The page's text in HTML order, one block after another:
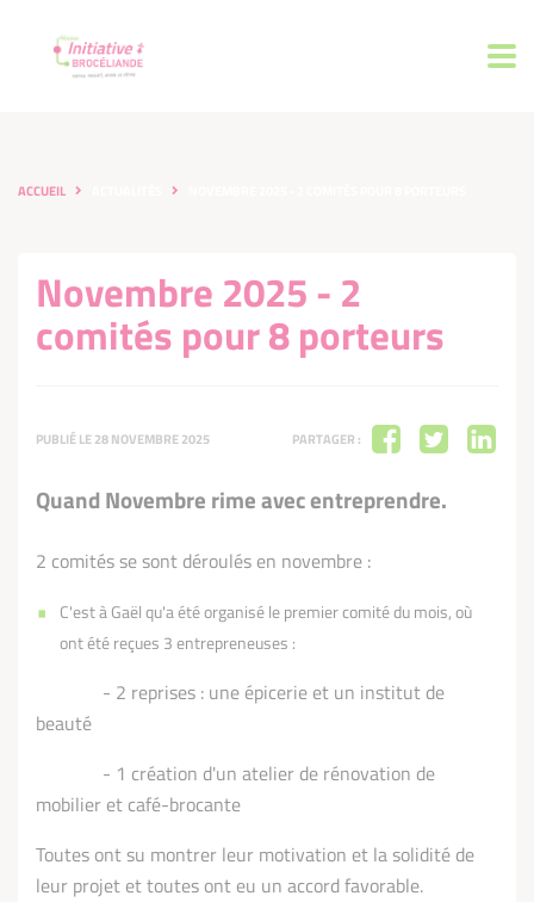
ACCUEIL
Novembre 2025 - 2
comités pour 8 porteurs
PUBLIÉ LE 28 NOVEMBRE 2025 PARTAGER :
Quand Novembre rime avec entreprendre.
2 comités se sont déroulés en novembre :
C'est à Gaël qu'a été organisé le premier comité du mois, où
ont été reçues 3 entrepreneuses :
- 2 reprises : une épicerie et un institut de
beauté
- 1 création d'un atelier de rénovation de
mobilier et café-brocante
Toutes ont su montrer leur motivation et la solidité de
leur projet et toutes ont eu un accord favorable.